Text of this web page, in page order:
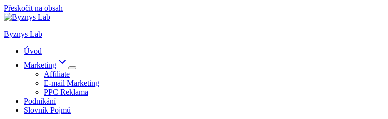
Přeskočit na obsah
Byznys Lab
Úvod
Marketing
Affiliate
E-mail Marketing
PPC Reklama
Podnikání
Slovník Pojmů